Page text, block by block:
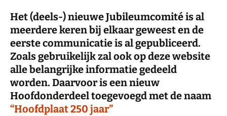
Het (deels-) nieuwe Jubileumcomité is al
meerdere keren bij elkaar geweest en de
eerste communicatie is al gepubliceerd.
Zoals gebruikelijk zal ook op deze website
alle belangrijke informatie gedeeld
worden. Daarvoor is een nieuw
Hoofdonderdeel toegevoegd met de naam
“Hoofdplaat 250 jaar”